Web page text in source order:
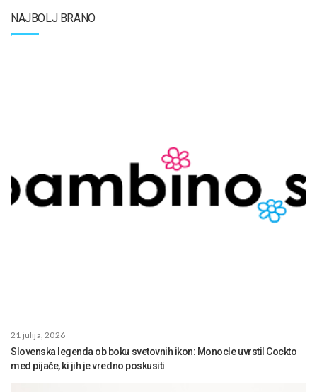
NAJBOLJ BRANO
21 julija, 2026
Slovenska legenda ob boku svetovnih ikon: Monocle uvrstil Cockto
med pijače, ki jih je vredno poskusiti